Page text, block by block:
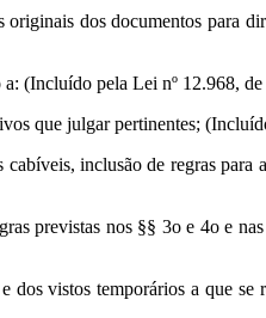
dos documentos
(Incluído pela Lei nº 12.968,
que julgar pertinentes;
inclusão de regras
previstas nos §§ 3o e 4o e
dos vistos temporários a que